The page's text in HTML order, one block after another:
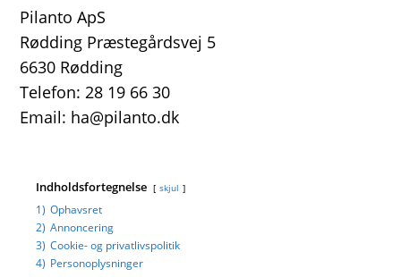
Pilanto ApS
Rødding Præstegårdsvej 5
6630 Rødding
Telefon: 28 19 66 30
Email: ha@pilanto.dk
Indholdsfortegnelse skjul
1) Ophavsret
2) Annoncering
3) Cookie- og privatlivspolitik
4) Personoplysninger